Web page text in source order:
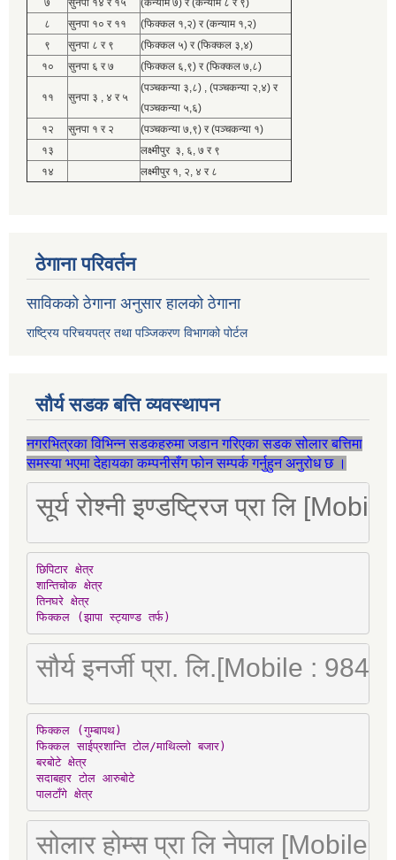
७ सुनपा १४ र १५
(कन्याम ७) र (कन्याम ८ र ९)
८
सुनपा १० र ११
(फिक्कल १,२) र (कन्याम १,२)
९
सुनपा ८ र ९
(फिक्कल ५) र (फिक्कल ३,४)
१०
सुनपा ६ र ७ (फिक्कल ६,९) र (फिक्कल ७,८)
११ सुनपा ३ , ४ र ५
(पञ्चकन्या ३,८) , (पञ्चकन्या २,४) र
(पञ्चकन्या ५,६)
१२
सुनपा १ र २
(पञ्चकन्या ७,९) र (पञ्चकन्या १)
१३
लक्ष्मीपुर ३, ६, ७ र ९
१४
लक्ष्मीपुर १, २, ४ र ८
ठेगाना परिवर्तन
साविकको ठेगाना अनुसार हालको ठेगाना
राष्ट्रिय परिचयपत्र तथा पञ्जिकरण विभागको पोर्टल
सौर्य सडक बत्ति व्यवस्थापन
नगरभित्रका विभिन्न सडकहरुमा जडान गरिएका सडक सोलार बत्तिमा
समस्या भएमा देहायका कम्पनीसँग फोन सम्पर्क गर्नुहुन अनुरोध छ ।
सूर्य रोश्नी इण्डष्ट्रिज प्रा लि
छिपिटार क्षेत्र
शान्तिचोक क्षेत्र
तिनघरे क्षेत्र
फिक्कल (झापा स्ट्याण्ड तर्फ)
सौर्य इनर्जी प्रा. लि.[Mobile :
फिक्कल (गुम्बापथ)
फिक्कल साईप्रशान्ति टोल/माथिल्लो बजार)
बरबोटे क्षेत्र
सदाबहार टोल आरुबोटे
पालटाँगे क्षेत्र
सोलार होम्स प्रा लि नेपाल [Mobile